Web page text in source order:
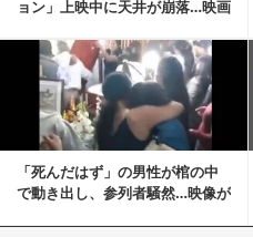
ョン」上映中に天井が崩落…映画
「死んだはず」の男性が棺の中
で動き出し、参列者騒然…映像が
記事を読む